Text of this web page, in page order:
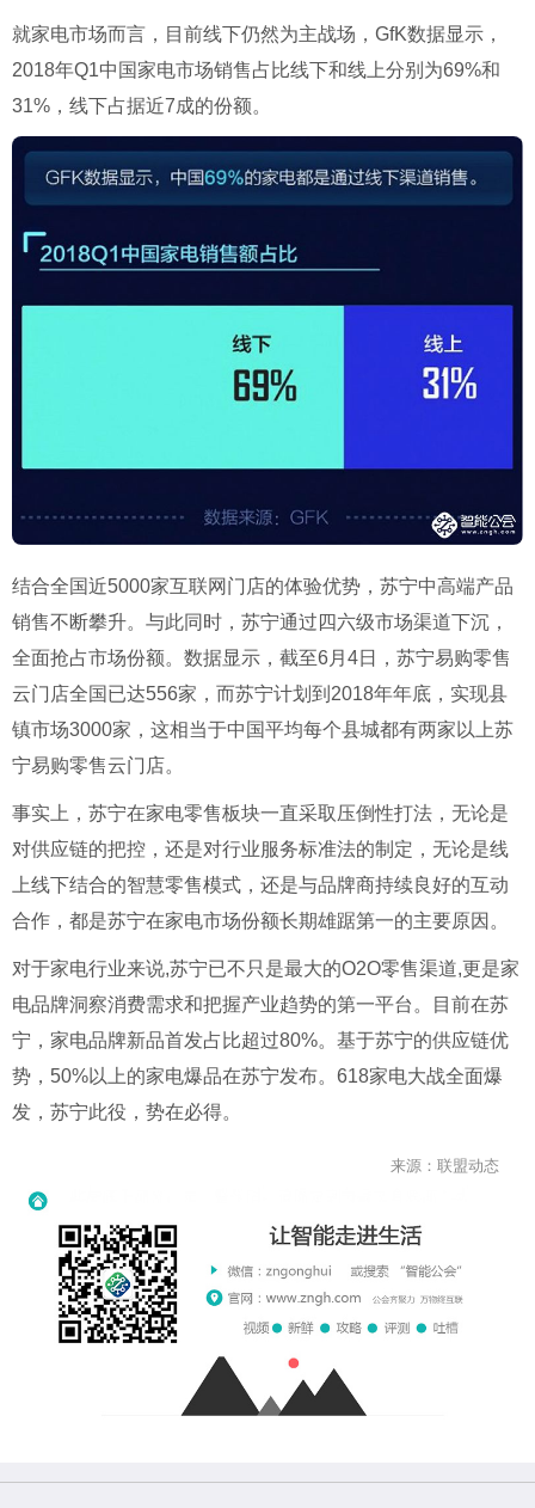
就家电市场而言，目前线下仍然为主战场，GfK数据显示，
2018年Q1中国家电市场销售占比线下和线上分别为69%和
31%，线下占据近7成的份额。
结合全国近5000家互联网门店的体验优势，苏宁中高端产品
销售不断攀升。与此同时，苏宁通过四六级市场渠道下沉，
全面抢占市场份额。数据显示，截至6月4日，苏宁易购零售
云门店全国已达556家，而苏宁计划到2018年年底，实现县
镇市场3000家，这相当于中国平均每个县城都有两家以上苏
宁易购零售云门店。
事实上，苏宁在家电零售板块一直采取压倒性打法，无论是
对供应链的把控，还是对行业服务标准法的制定，无论是线
上线下结合的智慧零售模式，还是与品牌商持续良好的互动
合作，都是苏宁在家电市场份额长期雄踞第一的主要原因。
对于家电行业来说,苏宁已不只是最大的O2O零售渠道,更是家
电品牌洞察消费需求和把握产业趋势的第一平台。目前在苏
宁，家电品牌新品首发占比超过80%。基于苏宁的供应链优
势，50%以上的家电爆品在苏宁发布。618家电大战全面爆
发，苏宁此役，势在必得。
来源：联盟动态